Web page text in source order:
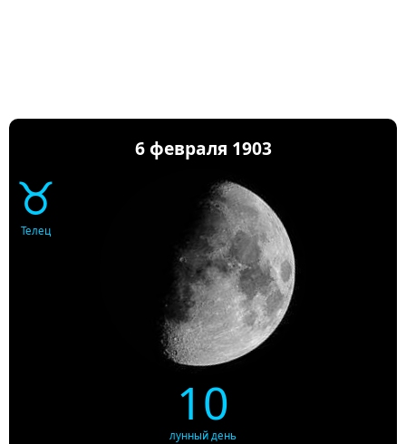
6 февраля 1903
♉
Телец
10
лунный день